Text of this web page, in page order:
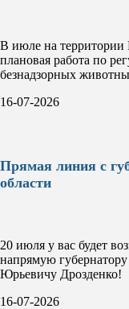
В июле на территории
плановая работа по
безнадзорных
16-07-2026
Прямая линия с
области
20 июля у вас будет
напрямую
Юрьевичу Дрозденко!
16-07-2026